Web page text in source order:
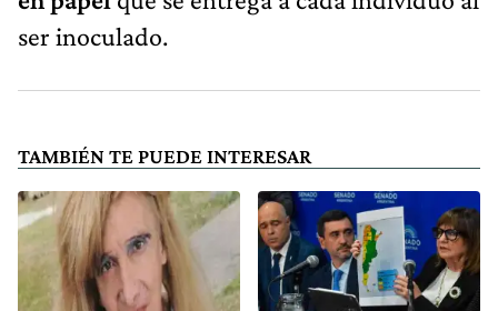
ser inoculado.
TAMBIÉN TE PUEDE INTERESAR